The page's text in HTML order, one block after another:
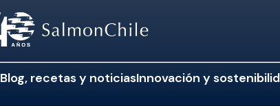
Blog, recetas y noticiasInnovación y